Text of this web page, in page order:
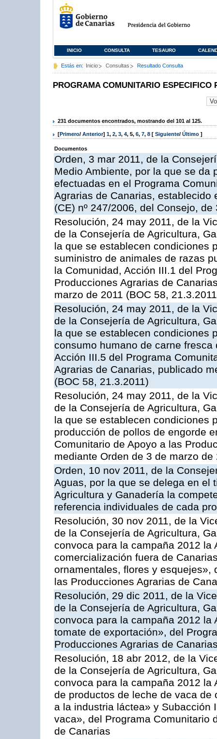
INICIO CONSULTA TESAURO
Estás en: Inicio Consultas Resultado Consulta
PROGRAMA COMUNITARIO ESPECIFICO
231 documentos encontrados, mostrando del 101 al 125.
[Primero/ Anterior] 1, 2, 3, 4, 5, 6, 7, 8 [ Siguiente/ Último ]
Documentos
Orden, 3 mar 2011, de la
Medio Ambiente, por la que se da
efectuadas en el Programa
Agrarias de Canarias,
(CE) nº 247/2006, del Consejo,
Resolución, 24 may 2011, de la
de la Consejería de Agricultura,
la que se establecen condiciones
suministro de animales de razas
la Comunidad, Acción III.1 del
Producciones Agrarias de
marzo de 2011 (BOC 58,
Resolución, 24 may 2011, de la
de la Consejería de Agricultura,
la que se establecen condiciones
consumo humano de carne
Acción III.5 del Programa
Agrarias de Canarias, publicado
(BOC 58, 21.3.2011)
Resolución, 24 may 2011, de la
de la Consejería de Agricultura,
la que se establecen condiciones
producción de pollos de engorde
Comunitario de Apoyo a las
mediante Orden de 3 de marzo de
Orden, 10 nov 2011, de la
Aguas, por la que se delega en el
Agricultura y Ganadería la
referencia individuales de cada
Resolución, 30 nov 2011, de la
de la Consejería de Agricultura,
convoca para la campaña 2012 la
comercialización fuera de
ornamentales, flores y esquejes»,
las Producciones Agrarias de
Resolución, 29 dic 2011, de la
de la Consejería de Agricultura,
convoca para la campaña 2012
tomate de exportación», del
Producciones Agrarias de
Resolución, 18 abr 2012, de la
de la Consejería de Agricultura,
convoca para la campaña 2012
de productos de leche de vaca
a la industria láctea» y Subacción
vaca», del Programa Comunitario
de Canarias